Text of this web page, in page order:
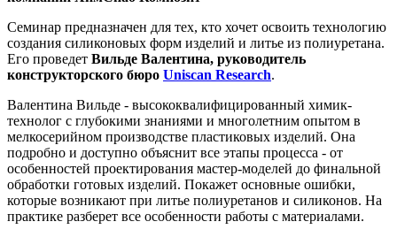
Семинар предназначен для тех, кто хочет освоить технологию
создания силиконовых форм изделий и литье из полиуретана.
Его проведет Вильде Валентина, руководитель
конструкторского бюро Uniscan Research.
Валентина Вильде - высококвалифицированный химик-
технолог с глубокими знаниями и многолетним опытом в
мелкосерийном производстве пластиковых изделий. Она
подробно и доступно объяснит все этапы процесса - от
особенностей проектирования мастер-моделей до финальной
обработки готовых изделий. Покажет основные ошибки,
которые возникают при литье полиуретанов и силиконов. На
практике разберет все особенности работы с материалами.